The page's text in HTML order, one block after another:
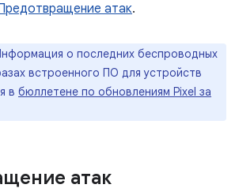
атак.
о последних беспроводных
встроенного ПО для устройств
в бюллетене по обновлениям Pixel за
атак